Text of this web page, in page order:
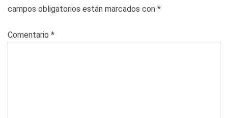
campos obligatorios están marcados con *
Comentario *